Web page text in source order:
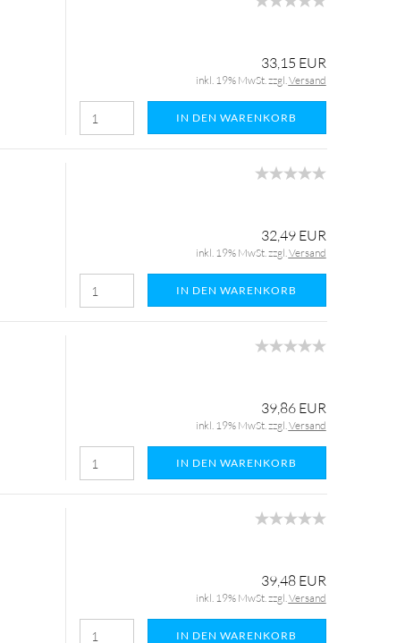
33,15 EUR
inkl. 19% MwSt. zzgl.Versand
IN DEN WARENKORB
32,49 EUR
inkl. 19% MwSt. zzgl.Versand
IN DEN WARENKORB
39,86 EUR
inkl. 19% MwSt. zzgl.Versand
IN DEN WARENKORB
39,48 EUR
inkl. 19% MwSt. zzgl.Versand
IN DEN WARENKORB